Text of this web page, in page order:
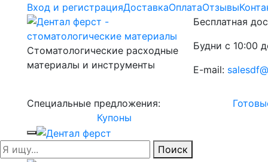
Вход и регистрацияДоставкаОплатаОтзывы
Стоматологические расходные
материалы и инструменты
Бесплатная
Будни с 10:00
E-mail:
Специальные предложения:
Купоны
Поиск